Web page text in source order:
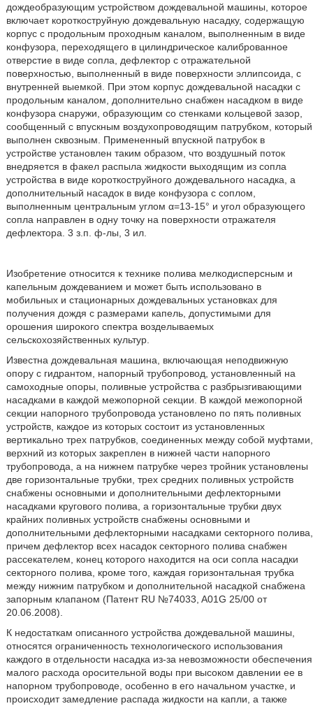
дождеобразующим устройством дождевальной машины, которое
включает короткоструйную дождевальную насадку, содержащую
корпус с продольным проходным каналом, выполненным в виде
конфузора, переходящего в цилиндрическое калиброванное
отверстие в виде сопла, дефлектор с отражательной
поверхностью, выполненный в виде поверхности эллипсоида, с
внутренней выемкой. При этом корпус дождевальной насадки с
продольным каналом, дополнительно снабжен насадком в виде
конфузора снаружи, образующим со стенками кольцевой зазор,
сообщенный с впускным воздухопроводящим патрубком, который
выполнен сквозным. Примененный впускной патрубок в
устройстве установлен таким образом, что воздушный поток
внедряется в факел распыла жидкости выходящим из сопла
устройства в виде короткоструйного дождевального насадка, а
дополнительный насадок в виде конфузора с соплом,
выполненным центральным углом α=13-15° и угол образующего
сопла направлен в одну точку на поверхности отражателя
дефлектора. 3 з.п. ф-лы, 3 ил.
Изобретение относится к технике полива мелкодисперсным и
капельным дождеванием и может быть использовано в
мобильных и стационарных дождевальных установках для
получения дождя с размерами капель, допустимыми для
орошения широкого спектра возделываемых
сельскохозяйственных культур.
Известна дождевальная машина, включающая неподвижную
опору с гидрантом, напорный трубопровод, установленный на
самоходные опоры, поливные устройства с разбрызгивающими
насадками в каждой межопорной секции. В каждой межопорной
секции напорного трубопровода установлено по пять поливных
устройств, каждое из которых состоит из установленных
вертикально трех патрубков, соединенных между собой муфтами,
верхний из которых закреплен в нижней части напорного
трубопровода, а на нижнем патрубке через тройник установлены
две горизонтальные трубки, трех средних поливных устройств
снабжены основными и дополнительными дефлекторными
насадками кругового полива, а горизонтальные трубки двух
крайних поливных устройств снабжены основными и
дополнительными дефлекторными насадками секторного полива,
причем дефлектор всех насадок секторного полива снабжен
рассекателем, конец которого находится на оси сопла насадки
секторного полива, кроме того, каждая горизонтальная трубка
между нижним патрубком и дополнительной насадкой снабжена
запорным клапаном (Патент RU №74033, A01G 25/00 от
20.06.2008).
К недостаткам описанного устройства дождевальной машины,
относятся ограниченность технологического использования
каждого в отдельности насадка из-за невозможности обеспечения
малого расхода оросительной воды при высоком давлении ее в
напорном трубопроводе, особенно в его начальном участке, и
происходит замедление распада жидкости на капли, а также